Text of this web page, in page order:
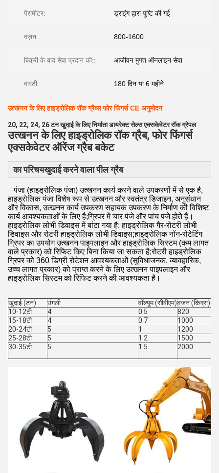
पैरामीटर: ड्राइंग द्वारा पुष्टि की गई
वज़न: 800-1600
बिक्री के बाद सेवा प्रदान की:: आजीवन मुफ्त ऑनलाइन सेवा
वारंटी:: 180 दिन या 6 महीने
उत्खनन के लिए हाइड्रोलिक रॉक ग्रैब्स फोर फिंगर्स CE अनुमोदन
20, 22, 24, 26 टन खुदाई के लिए निर्माता डायरेक्ट सेल्स एक्सकेवेटर रॉक ग्रेपल
उत्खनन के लिए हाइड्रोलिक रॉक ग्रैब, फोर फिंगर्स
एक्सकेवेटर ऑरेंज ग्रैब बकेट
का परिचयखुदाई करने वाला पील ग्रैब
पंजा (हाइड्रोलिक पंजा) उत्खनन कार्य करने वाले उपकरणों में से एक है,
हाइड्रोलिक पंजा विशेष रूप से उत्खनन और स्वतंत्र डिजाइन, अनुसंधान
और विकास, उत्खनन कार्य उपकरण सहायक उपकरण के निर्माण की विशिष्ट
कार्य आवश्यकताओं के लिए है;ग्रिपर में चार पंजे और पांच पंजे होते हैं।
हाइड्रोलिक लोभी डिवाइस में बांटा गया है: हाइड्रोलिक गैर-रोटरी लोभी
डिवाइस और रोटरी हाइड्रोलिक लोभी डिवाइस;हाइड्रोलिक नॉन-रोटेटिंग
ग्रिपर का उपयोग उत्खनन पाइपलाइन और हाइड्रोलिक सिस्टम (कम लागत
वाले प्रकार) को रिफिट किए बिना किया जा सकता है;रोटरी हाइड्रोलिक
ग्रिपर को 360 डिग्री रोटेशन आवश्यकताओं (सुविधाजनक, व्यावहारिक,
उच्च लागत प्रकार) को प्राप्त करने के लिए उत्खनन पाइपलाइन और
हाइड्रोलिक सिस्टम को रिफिट करने की आवश्यकता है।
खुदाई (टन) उंगली वॉल्यूम (सीबीएम)वजन (किग्रा)
10-12टी
4 0.5
820
15-18टी
4 0.7
1000
20-24टी
5 1
1200
25-28टी
5 1.2
1500
30-35टी
5 1.5 2000